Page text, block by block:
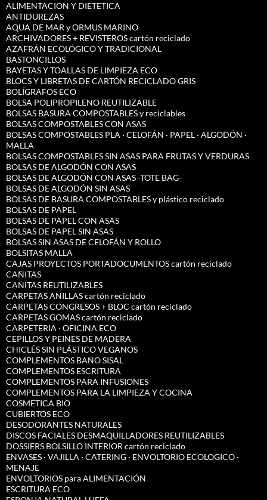
ALIMENTACION Y DIETETICA
ANTIDUREZAS
AQUA DE MAR y ORMUS MARINO
ARCHIVADORES + REVISTEROS cartón reciclado
AZAFRÁN ECOLÓGICO Y TRADICIONAL
BASTONCILLOS
BAYETAS Y TOALLAS DE LIMPIEZA ECO
BLOCS Y LIBRETAS DE CARTÓN RECICLADO GRIS
BOLÍGRAFOS ECO
BOLSA POLIPROPILENO REUTILIZABLE
BOLSAS BASURA COMPOSTABLES y reciclables
BOLSAS COMPOSTABLES CON ASAS
BOLSAS COMPOSTABLES PLA · CELOFÁN · PAPEL · ALGODÓN ·
MALLA
BOLSAS COMPOSTABLES SIN ASAS PARA FRUTAS Y VERDURAS
BOLSAS DE ALGODÓN CON ASAS
BOLSAS DE ALGODÓN CON ASAS -TOTE BAG-
BOLSAS DE ALGODÓN SIN ASAS
BOLSAS DE BASURA COMPOSTABLES y plástico reciclado
BOLSAS DE PAPEL
BOLSAS DE PAPEL CON ASAS
BOLSAS DE PAPEL SIN ASAS
BOLSAS SIN ASAS DE CELOFÁN Y ROLLO
BOLSITAS MALLA
CAJAS PROYECTOS PORTADOCUMENTOS cartón reciclado
CAÑITAS
CAÑITAS REUTILIZABLES
CARPETAS ANILLAS cartón reciclado
CARPETAS CONGRESOS + BLOC cartón reciclado
CARPETAS GOMAS cartón reciclado
CARPETERIA · OFICINA ECO
CEPILLOS Y PEINES DE MADERA
CHICLÉS SIN PLÁSTICO VEGANOS
COMPLEMENTOS BAÑO SISAL
COMPLEMENTOS ESCRITURA
COMPLEMENTOS PARA INFUSIONES
COMPLEMENTOS PARA LA LIMPIEZA Y COCINA
COSMETICA BIO
CUBIERTOS ECO
DESODORANTES NATURALES
DISCOS FACIALES DESMAQUILLADORES REUTILIZABLES
DOSSIERS BOLSILLO INTERIOR cartón reciclado
ENVASES · VAJILLA · CATERING · ENVOLTORIO ECOLOGICO ·
MENAJE
ENVOLTORIOS para ALIMENTACIÓN
ESCRITURA ECO